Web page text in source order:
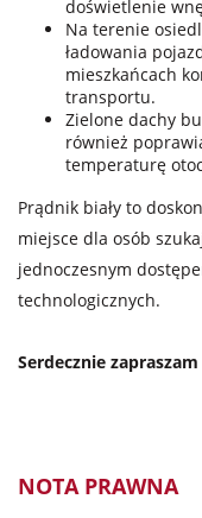
doświetlenie
Na terenie
ładowania
mieszkańcach
transportu.
Zielone dachy
również
temperaturę
Prądnik biały to
miejsce dla osób
jednoczesnym
technologicznych.
Serdecznie
NOTA PRAWNA